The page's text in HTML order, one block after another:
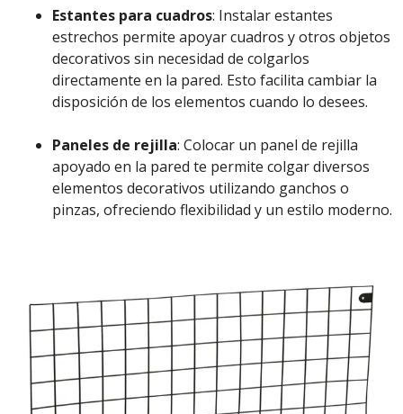
Estantes para cuadros: Instalar estantes
estrechos permite apoyar cuadros y otros objetos
decorativos sin necesidad de colgarlos
directamente en la pared. Esto facilita cambiar la
disposición de los elementos cuando lo desees.
Paneles de rejilla: Colocar un panel de rejilla
apoyado en la pared te permite colgar diversos
elementos decorativos utilizando ganchos o
pinzas, ofreciendo flexibilidad y un estilo moderno.